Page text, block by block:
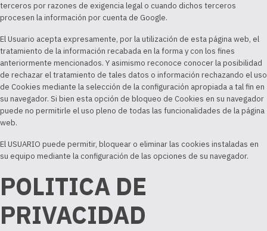
terceros por razones de exigencia legal o cuando dichos terceros
procesen la información por cuenta de Google.
El Usuario acepta expresamente, por la utilización de esta página web, el
tratamiento de la información recabada en la forma y con los fines
anteriormente mencionados. Y asimismo reconoce conocer la posibilidad
de rechazar el tratamiento de tales datos o información rechazando el uso
de Cookies mediante la selección de la configuración apropiada a tal fin en
su navegador. Si bien esta opción de bloqueo de Cookies en su navegador
puede no permitirle el uso pleno de todas las funcionalidades de la página
web.
El USUARIO puede permitir, bloquear o eliminar las cookies instaladas en
su equipo mediante la configuración de las opciones de su navegador.
POLITICA DE
PRIVACIDAD